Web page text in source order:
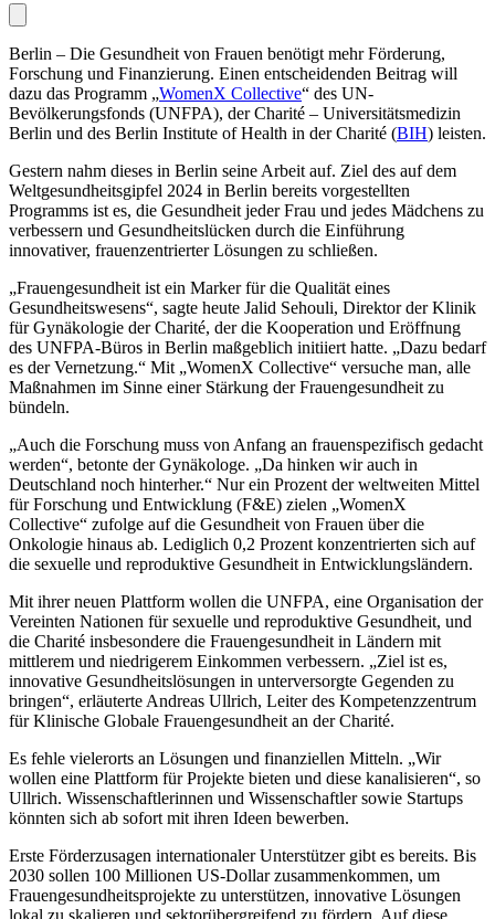
Berlin – Die Gesundheit von Frauen benötigt mehr Förderung,
Forschung und Finanzierung. Einen entscheidenden Beitrag will
dazu das Programm „WomenX Collective“ des UN-
Bevölkerungsfonds (UNFPA), der Charité – Universi­tätsmedizin
Berlin und des Berlin Institute of Health in der Charité (BIH) leisten.
Gestern nahm dieses in Berlin seine Arbeit auf. Ziel des auf dem
Weltgesundheitsgipfel 2024 in Berlin bereits vor­gestellten
Programms ist es, die Gesundheit jeder Frau und jedes Mädchens zu
verbessern und Gesundheitslücken durch die Einführung
innovativer, frauenzentrierter Lösungen zu schließen.
„Frauengesundheit ist ein Marker für die Qualität eines
Gesundheitswesens“, sagte heute Jalid Sehouli, Direktor der Klinik
für Gynäkologie der Charité, der die Kooperation und Eröffnung
des UNFPA-Büros in Berlin maßgeblich initiiert hatte. „Dazu bedarf
es der Vernetzung.“ Mit „WomenX Collective“ versuche man, alle
Maßnahmen im Sinne einer Stärkung der Frauengesundheit zu
bündeln.
„Auch die Forschung muss von Anfang an frauenspezifisch gedacht
werden“, betonte der Gynäkologe. „Da hinken wir auch in
Deutschland noch hinterher.“ Nur ein Prozent der weltweiten Mittel
für Forschung und Entwicklung (F&E) zielen „WomenX
Collective“ zufolge auf die Gesundheit von Frauen über die
Onkologie hinaus ab. Lediglich 0,2 Prozent konzentrierten sich auf
die sexuelle und reproduktive Gesundheit in Entwicklungsländern.
Mit ihrer neuen Plattform wollen die UNFPA, eine Organisation der
Vereinten Nationen für sexuelle und repro­duktive Gesundheit, und
die Charité insbesondere die Frauengesundheit in Ländern mit
mittlerem und niedrige­rem Einkommen verbessern. „Ziel ist es,
innovative Gesundheitslösungen in unterversorgte Gegenden zu
bringen“, erläuterte Andreas Ullrich, Leiter des Kompetenzzentrum
für Klinische Globale Frauengesundheit an der Charité.
Es fehle vielerorts an Lösungen und finanziellen Mitteln. „Wir
wollen eine Plattform für Projekte bieten und diese kanalisieren“, so
Ullrich. Wissenschaftlerinnen und Wissenschaftler sowie Startups
könnten sich ab sofort mit ihren Ideen bewerben.
Erste Förderzusagen internationaler Unterstützer gibt es bereits. Bis
2030 sollen 100 Millionen US-Dollar zu­sammenkommen, um
Frauengesundheitsprojekte zu unterstützen, innovative Lösungen
lokal zu skalieren und sektorübergreifend zu fördern. Auf diese